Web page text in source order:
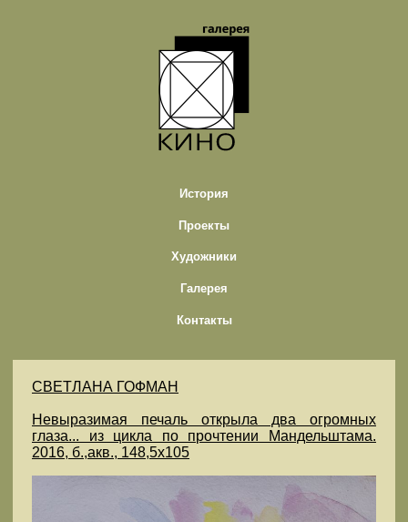
История
Проекты
Художники
Галерея
Контакты
СВЕТЛАНА ГОФМАН
Невыразимая печаль открыла два огромных
глаза... из цикла по прочтении Мандельштама.
2016, б.,акв., 148,5х105